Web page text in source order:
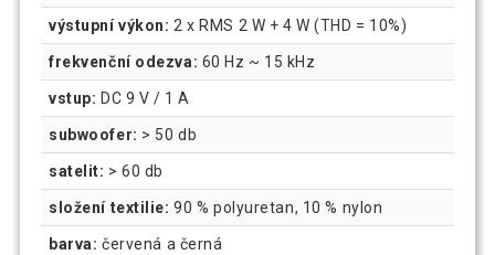
výstupní výkon: 2 x RMS 2 W + 4 W (THD = 10%)
frekvenční odezva: 60 Hz ~ 15 kHz
vstup: DC 9 V / 1 A
subwoofer: > 50 db
satelit: > 60 db
složení textilie: 90 % polyuretan, 10 % nylon
barva: červená a černá